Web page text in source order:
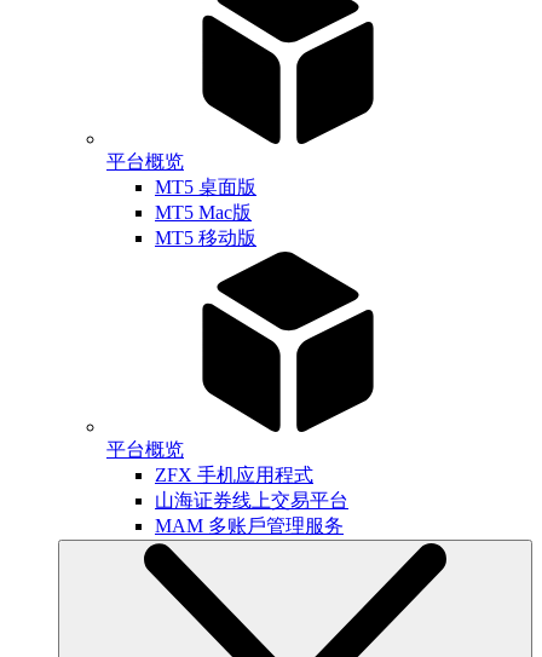
平台概览
MT5 桌面版
MT5 Mac版
MT5 移动版
平台概览
ZFX 手机应用程式
山海证券线上交易平台
MAM 多账戶管理服务